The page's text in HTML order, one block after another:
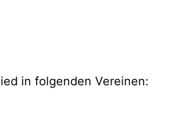
in folgenden Vereinen: